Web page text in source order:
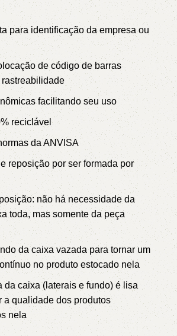
para identificação da empresa ou
de código de barras
facilitando seu uso
reciclável
da ANVISA
reposição por ser formada por
não há necessidade da
toda, mas somente da peça
da caixa vazada para tornar um
no produto estocado nela
da caixa (laterais e fundo) é lisa
a qualidade dos produtos
nela